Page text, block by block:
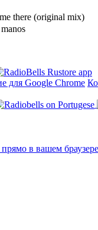
there (original mix)
для Google Chrome
в вашем